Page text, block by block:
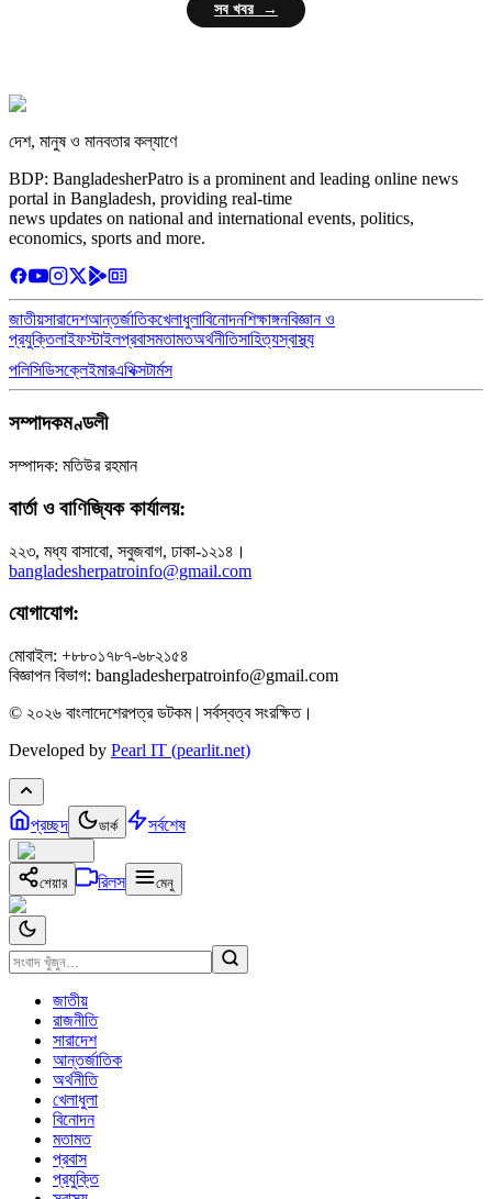
সব খবর →
দেশ, মানুষ ও মানবতার কল্যাণে
BDP: BangladesherPatro is a prominent and leading online news
portal in Bangladesh, providing real-time
news updates on national and international events, politics,
economics, sports and more.
জাতীয়সারাদেশআন্তর্জাতিকখেলাধুলাবিনোদনশিক্ষাঙ্গনবিজ্ঞান ও
প্রযুক্তিলাইফস্টাইলপ্রবাসমতামতঅর্থনীতিসাহিত্যস্বাস্থ্য
পলিসিডিসক্লেইমারএথিক্সটার্মস
সম্পাদকমণ্ডলী
সম্পাদক: মতিউর রহমান
বার্তা ও বাণিজ্যিক কার্যালয়:
২২৩, মধ্য বাসাবো, সবুজবাগ, ঢাকা-১২১৪।
bangladesherpatroinfo@gmail.com
যোগাযোগ:
মোবাইল: +৮৮০১৭৮৭-৬৮২১৫৪
বিজ্ঞাপন বিভাগ: bangladesherpatroinfo@gmail.com
© ২০২৬ বাংলাদেশেরপত্র ডটকম | সর্বস্বত্ব সংরক্ষিত।
Developed by Pearl IT (pearlit.net)
প্রচ্ছদ ডার্ক সর্বশেষ
শেয়ার রিলস মেনু
জাতীয়
রাজনীতি
সারাদেশ
আন্তর্জাতিক
অর্থনীতি
খেলাধুলা
বিনোদন
মতামত
প্রবাস
প্রযুক্তি